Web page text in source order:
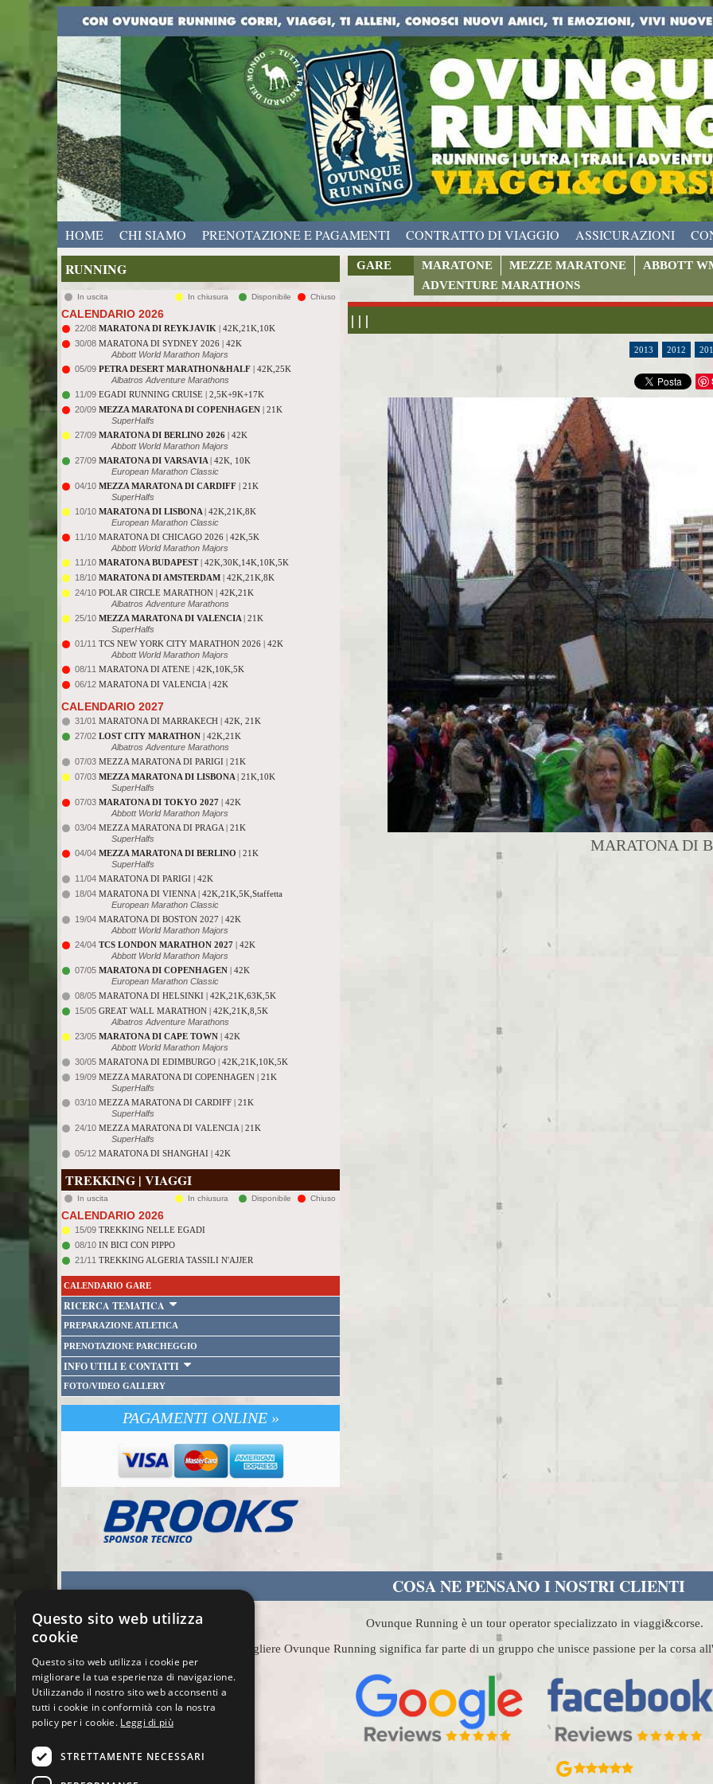
HOME CHI SIAMO PRENOTAZIONE E PAGAMENTI CONTRATTO DI VIAGGIO ASSICURAZIONI
RUNNING
In uscita In chiusura Disponibile Chiuso
CALENDARIO 2026
22/08 MARATONA DI REYKJAVIK | 42K,21K,10K
30/08 MARATONA DI SYDNEY 2026 | 42K
Abbott World Marathon Majors
05/09 PETRA DESERT MARATHON&HALF | 42K,25K
Albatros Adventure Marathons
11/09 EGADI RUNNING CRUISE | 2,5K+9K+17K
20/09 MEZZA MARATONA DI COPENHAGEN | 21K
SuperHalfs
27/09 MARATONA DI BERLINO 2026 | 42K
Abbott World Marathon Majors
27/09 MARATONA DI VARSAVIA | 42K, 10K
European Marathon Classic
04/10 MEZZA MARATONA DI CARDIFF | 21K
SuperHalfs
10/10 MARATONA DI LISBONA | 42K,21K,8K
European Marathon Classic
11/10 MARATONA DI CHICAGO 2026 | 42K,5K
Abbott World Marathon Majors
11/10 MARATONA BUDAPEST| 42K,30K,14K,10K,5K
18/10 MARATONA DI AMSTERDAM | 42K,21K,8K
24/10 POLAR CIRCLE MARATHON | 42K,21K
Albatros Adventure Marathons
25/10 MEZZA MARATONA DI VALENCIA | 21K
SuperHalfs
01/11 TCS NEW YORK CITY MARATHON 2026 | 42K
Abbott World Marathon Majors
08/11 MARATONA DI ATENE | 42K,10K,5K
06/12 MARATONA DI VALENCIA | 42K
CALENDARIO 2027
31/01 MARATONA DI MARRAKECH | 42K, 21K
27/02 LOST CITY MARATHON | 42K,21K
Albatros Adventure Marathons
07/03 MEZZA MARATONA DI PARIGI | 21K
07/03 MEZZA MARATONA DI LISBONA | 21K,10K
SuperHalfs
07/03 MARATONA DI TOKYO 2027 | 42K
Abbott World Marathon Majors
03/04 MEZZA MARATONA DI PRAGA | 21K
SuperHalfs
04/04 MEZZA MARATONA DI BERLINO | 21K
SuperHalfs
11/04 MARATONA DI PARIGI | 42K
18/04 MARATONA DI VIENNA | 42K,21K,5K,Staffetta
European Marathon Classic
19/04 MARATONA DI BOSTON 2027 | 42K
Abbott World Marathon Majors
24/04 TCS LONDON MARATHON 2027 | 42K
Abbott World Marathon Majors
07/05 MARATONA DI COPENHAGEN | 42K
European Marathon Classic
08/05 MARATONA DI HELSINKI | 42K,21K,63K,5K
15/05 GREAT WALL MARATHON | 42K,21K,8,5K
Albatros Adventure Marathons
23/05 MARATONA DI CAPE TOWN | 42K
Abbott World Marathon Majors
30/05 MARATONA DI EDIMBURGO | 42K,21K,10K,5K
19/09 MEZZA MARATONA DI COPENHAGEN | 21K
SuperHalfs
03/10 MEZZA MARATONA DI CARDIFF | 21K
SuperHalfs
24/10 MEZZA MARATONA DI VALENCIA | 21K
SuperHalfs
05/12 MARATONA DI SHANGHAI | 42K
TREKKING | VIAGGI
In uscita In chiusura Disponibile Chiuso
CALENDARIO 2026
15/09 TREKKING NELLE EGADI
08/10 IN BICI CON PIPPO
21/11 TREKKING ALGERIA TASSILI N'AJJER
CALENDARIO GARE
RICERCA TEMATICA
PREPARAZIONE ATLETICA
PRENOTAZIONE PARCHEGGIO
INFO UTILI E CONTATTI
FOTO/VIDEO GALLERY
PAGAMENTI ONLINE »
GARE MARATONE MEZZE MARATONE
ABBOTT
ADVENTURE MARATHONS
| | |
2013 2012
MARATONA DI
COSA NE PENSANO I NOSTRI CLIENTI
Ovunque Running è un tour operator specializzato in viaggi&corse.
Scegliere Ovunque Running significa far parte di un gruppo che unisce passione per la corsa
Questo sito web utilizza
cookie
Questo sito web utilizza i cookie per
migliorare la tua esperienza di navigazione.
Utilizzando il nostro sito web acconsenti a
tutti i cookie in conformità con la nostra
policy per i cookie. Leggi di più
STRETTAMENTE NECESSARI